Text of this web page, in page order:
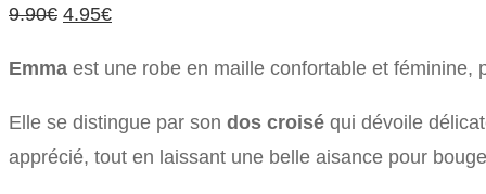
9.90€ Le
initial
était :
9.90€.
4.95€Le
actuel
est :
4.95€.
Emma est une robe en maille confortable et féminine,
Elle se distingue par son dos croisé qui dévoile
apprécié, tout en laissant une belle aisance pour